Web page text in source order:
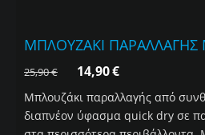
ΜΠΛΟΥΖΑΚΙ
25,90€ 14,90€
Μπλουζάκι παραλλαγής από
διαπνέον ύφασμα quick dry σε